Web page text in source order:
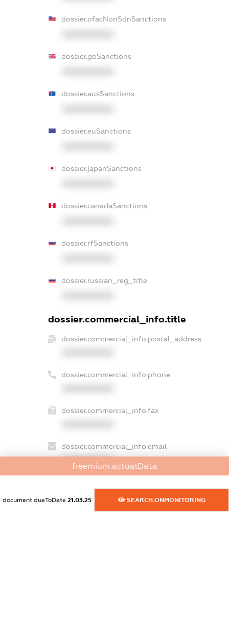
dossier.ofacNonSdnSanctions
dossier.gbSanctions
dossier.ausSanctions
dossier.euSanctions
dossier.japanSanctions
dossier.canadaSanctions
dossier.rfSanctions
dossier.russian_reg_title
dossier.commercial_info.title
dossier.commercial_info.postal_address
dossier.commercial_info.phone
dossier.commercial_info.fax
dossier.commercial_info.email
freemium.actualData
document.dueToDate 21.03.25 SEARCH.ONMONITORING